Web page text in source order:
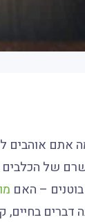
אתם אוהבים
של
– האם
דברים